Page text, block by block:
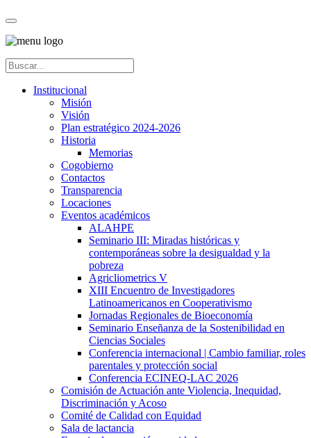
Institucional
Misión
Visión
Plan estratégico 2024-2026
Historia
Memorias
Cogobierno
Contactos
Transparencia
Locaciones
Eventos académicos
ALAHPE
Seminario III: Miradas históricas y
contemporáneas sobre la desigualdad y la
pobreza
Agricliometrics V
XIII Encuentro de Investigadores
Latinoamericanos en Cooperativismo
Jornadas Regionales de Bioeconomía
Seminario Enseñanza de la Sostenibilidad en
Ciencias Sociales
Conferencia internacional | Cambio familiar, roles
parentales y protección social
Conferencia ECINEQ-LAC 2026
Comisión de Actuación ante Violencia, Inequidad,
Discriminación y Acoso
Comité de Calidad con Equidad
Sala de lactancia